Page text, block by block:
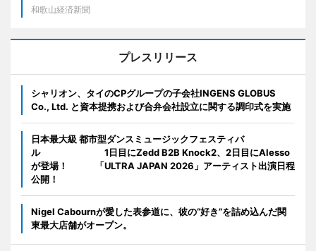
和歌山経済新聞
プレスリリース
シャリオン、タイのCPグループの子会社INGENS GLOBUS
Co., Ltd. と資本提携および合弁会社設立に関する調印式を実施
日本最大級 都市型ダンスミュージックフェスティバ
ル 1日目にZedd B2B Knock2、2日目にAlesso
が登場！ 「ULTRA JAPAN 2026」アーティスト出演日程
公開！
Nigel Cabournが愛した表参道に、彼の“好き”を詰め込んだ関
東最大店舗がオープン。